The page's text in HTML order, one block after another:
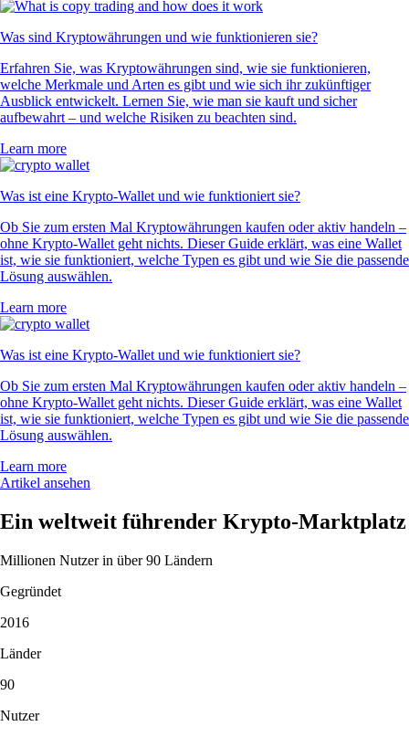
Was sind Kryptowährungen und wie funktionieren sie?
Erfahren Sie, was Kryptowährungen sind, wie sie funktionieren,
welche Merkmale und Arten es gibt und wie sich ihr zukünftiger
Ausblick entwickelt. Lernen Sie, wie man sie kauft und sicher
aufbewahrt – und welche Risiken zu beachten sind.
Learn more
Was ist eine Krypto-Wallet und wie funktioniert sie?
Ob Sie zum ersten Mal Kryptowährungen kaufen oder aktiv handeln –
ohne Krypto-Wallet geht nichts. Dieser Guide erklärt, was eine Wallet
ist, wie sie funktioniert, welche Typen es gibt und wie Sie die passende
Lösung auswählen.
Learn more
Was ist eine Krypto-Wallet und wie funktioniert sie?
Ob Sie zum ersten Mal Kryptowährungen kaufen oder aktiv handeln –
ohne Krypto-Wallet geht nichts. Dieser Guide erklärt, was eine Wallet
ist, wie sie funktioniert, welche Typen es gibt und wie Sie die passende
Lösung auswählen.
Learn more
Artikel ansehen
Ein weltweit führender Krypto-Marktplatz
Millionen Nutzer in über 90 Ländern
Gegründet
2016
Länder
90
Nutzer